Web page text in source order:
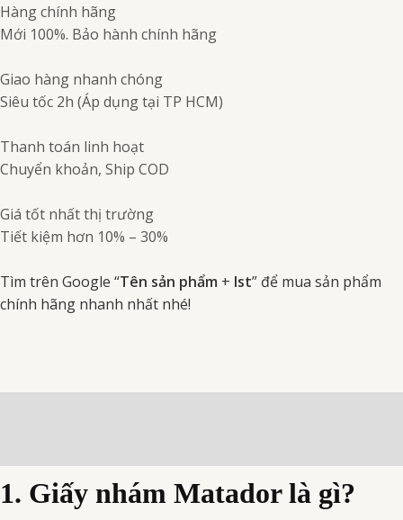
2000
Matador
Đức
số
Hàng chính hãng
Mới 100%. Bảo hành chính hãng
Giao hàng nhanh chóng
Siêu tốc 2h (Áp dụng tại TP HCM)
Thanh toán linh hoạt
Chuyển khoản, Ship COD
Giá tốt nhất thị trường
Tiết kiệm hơn 10% – 30%
Tìm trên Google “Tên sản phẩm + Ist” để mua sản phẩm
chính hãng nhanh nhất nhé!
1. Giấy nhám Matador là gì?